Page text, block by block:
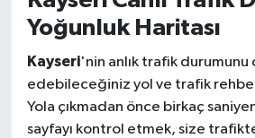
Yoğunluk Haritası
Kayseri'nin anlık trafik durumunu
edebileceğiniz yol ve trafik
Yola çıkmadan önce birkaç
sayfayı kontrol etmek, size